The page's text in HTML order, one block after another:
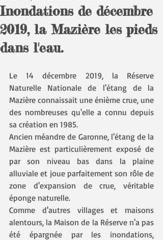
Inondations de décembre
2019, la Mazière les pieds
dans l'eau.
Le 14 décembre 2019, la Réserve
Naturelle Nationale de l'étang de la
Mazière connaissait une énième crue, une
des nombreuses qu'elle a connu depuis
sa création en 1985.
Ancien méandre de Garonne, l'étang de la
Mazière est particulièrement exposé de
par son niveau bas dans la plaine
alluviale et joue parfaitement son rôle de
zone d'expansion de crue, véritable
éponge naturelle.
Comme d'autres villages et maisons
alentours, la Maison de la Réserve n'a pas
été épargnée par les inondations,